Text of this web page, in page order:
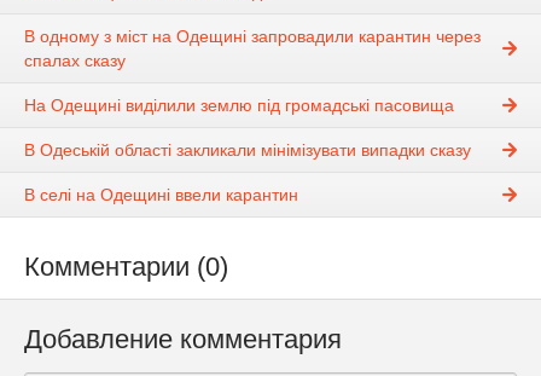
В одному з міст на Одещині запровадили карантин через
спалах сказу
На Одещині виділили землю під громадські пасовища
В Одеській області закликали мінімізувати випадки сказу
В селі на Одещині ввели карантин
Комментарии (0)
Добавление комментария